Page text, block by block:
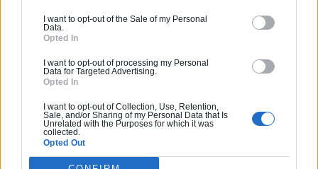
I want to opt-out of the Sale of my Personal
Data.
Opted In
I want to opt-out of processing my Personal
Data for Targeted Advertising.
Opted In
I want to opt-out of Collection, Use, Retention,
Sale, and/or Sharing of my Personal Data that Is
Unrelated with the Purposes for which it was
collected.
Opted Out